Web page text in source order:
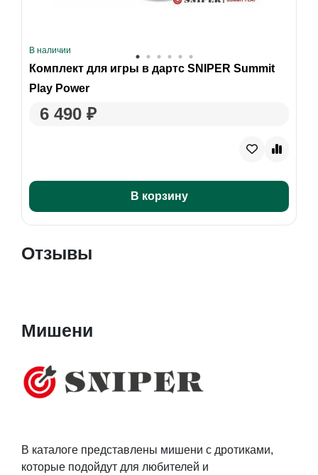
В наличии
Комплект для игры в дартс SNIPER Summit
Play Power
6 490 ₽
В корзину
Отзывы
Мишени
В каталоге представлены мишени с дротиками,
которые подойдут для любителей и